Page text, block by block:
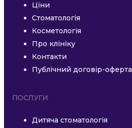
Ціни
Стоматологія
Косметологія
Про клініку
Контакти
Публічний договір-оферта
ПОСЛУГИ
Дитяча стоматологія